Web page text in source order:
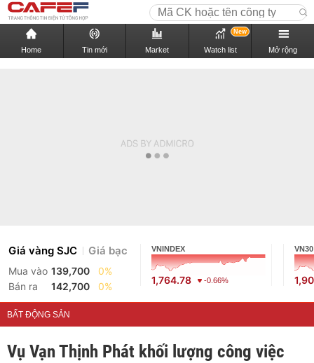
Home Tin mới Market Watch list
New
Mở rộng
Giá vàng SJC Giá bạc
Mua vào 139,700
0%
Bán ra
142,700 0%
VNINDEX
1,764.78 -0.66%
VN30
BẤT ĐỘNG SẢN
Vụ Vạn Thịnh Phát khối lượng công việc